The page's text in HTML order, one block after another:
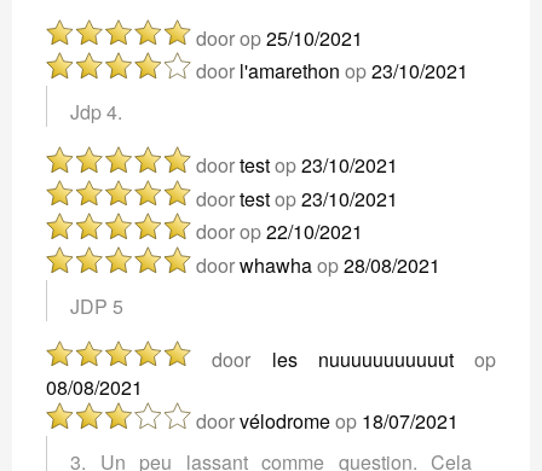
doorop25/10/2021
door l'amarethon op23/10/2021
Jdp 4.
doortestop23/10/2021
doortestop23/10/2021
doorop22/10/2021
doorwhawhaop28/08/2021
JDP 5
door les nuuuuuuuuuuutop
08/08/2021
doorvélodromeop 18/07/2021
3. Un peu lassant comme question. Cela